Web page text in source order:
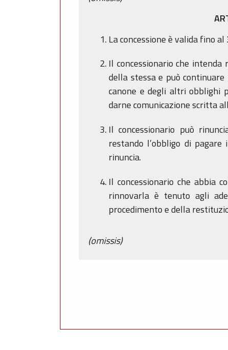
La concessioneè valida fino al
Il concessionario che
della stessa e può
canone e degli altri obblighi
darne comunicazione scritta
Il concessionario può
restando l’obbligo di
rinuncia.
Il concessionario che abbia
rinnovarla è tenuto agli
procedimento e della
(omissis)